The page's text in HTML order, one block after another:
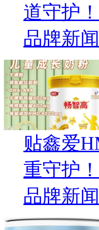
道守护！
品牌新闻
贴鑫爱
重守护！
品牌新闻